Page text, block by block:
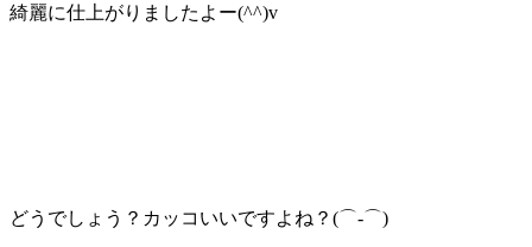
綺麗に仕上がりましたよー(^^)v
どうでしょう？カッコいいですよね？(⌒‐⌒)